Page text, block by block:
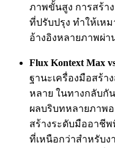
ภาพขั้นสูง การสร้า
ที่ปรับปรุง ทำให้เห
อ้างอิงหลายภาพผ่า
Flux Kontext Max
ฐานะเครื่องมือสร้า
หลาย ในทางกลับกัน
ผลบริบทหลายภาพอ
สร้างระดับมืออาชี
ที่เหนือกว่าสำหรับ